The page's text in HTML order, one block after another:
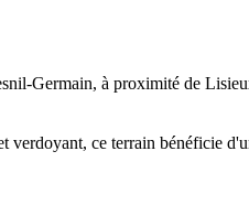
Germain, à proximité de
verdoyant, ce terrain bénéficie